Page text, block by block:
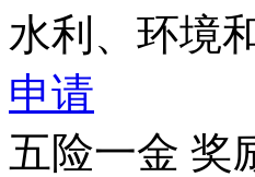
水利、环境
申请
五险一金 奖